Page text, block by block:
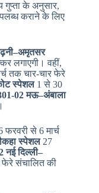
गुप्ता के अनुसार,
कराने के लिए
लगाएगी। वहीं,
तक चार-चार फेरे
स्पेशल 1 से 30
02 मऊ–अंबाला
फरवरी से 6 मार्च
स्पेशल27
नई दिल्ली–
फेरे संचालित की